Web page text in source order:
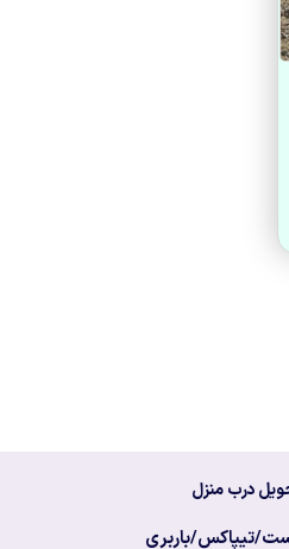
درب منزل
تیپاکس/باربری